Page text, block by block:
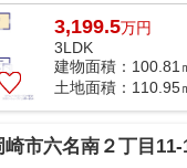
3,199.5万円
3LDK
建物面積：100.81
土地面積：110.95
市六名南２丁目11-19『仲介料無